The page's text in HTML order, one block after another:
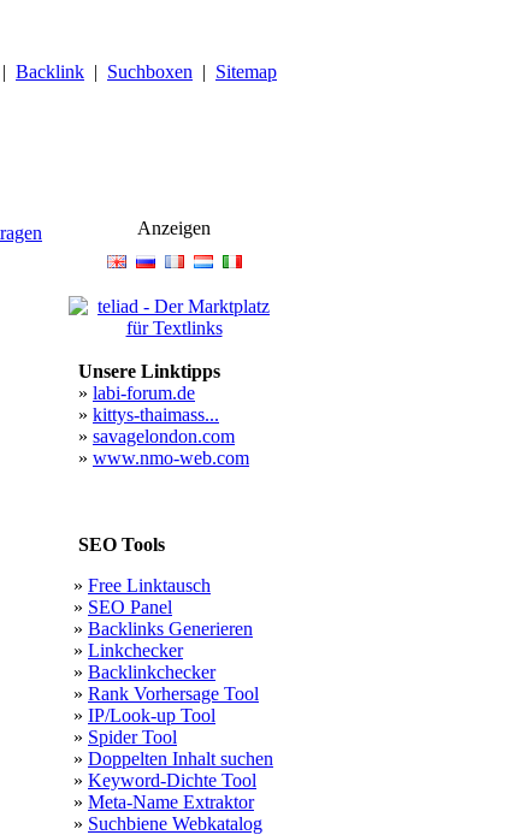
| Backlink | Suchboxen | Sitemap
Anzeigen
Unsere Linktipps
» labi-forum.de
» kittys-thaimass...
» savagelondon.com
» www.nmo-web.com
SEO Tools
» Free Linktausch
» SEO Panel
» Backlinks Generieren
» Linkchecker
» Backlinkchecker
» Rank Vorhersage Tool
» IP/Look-up Tool
» Spider Tool
» Doppelten Inhalt suchen
» Keyword-Dichte Tool
» Meta-Name Extraktor
» Suchbiene Webkatalog